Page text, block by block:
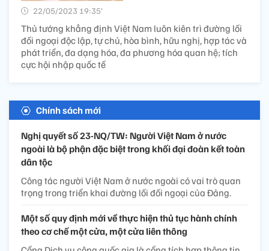
22/05/2023 19:35’
Thủ tướng khẳng định Việt Nam luôn kiên trì đường lối
đối ngoại độc lập, tự chủ, hòa bình, hữu nghị, hợp tác và
phát triển, đa dạng hóa, đa phương hóa quan hệ; tích
cực hội nhập quốc tế
Chính sách mới
Nghị quyết số 23-NQ/TW: Người Việt Nam ở nước
ngoài là bộ phận đặc biệt trong khối đại đoàn kết toàn
dân tộc
Công tác người Việt Nam ở nước ngoài có vai trò quan
trọng trong triển khai đường lối đối ngoại của Đảng.
Một số quy định mới về thực hiện thủ tục hành chính
theo cơ chế một cửa, một cửa liên thông